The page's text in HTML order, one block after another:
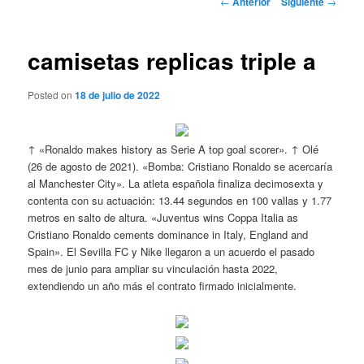
camisetas replicas triple a
Posted on18 de julio de 2022
↑ «Ronaldo makes history as Serie A top goal scorer». ↑ Olé
(26 de agosto de 2021). «Bomba: Cristiano Ronaldo se acercaría
al Manchester City». La atleta española finaliza decimosexta y
contenta con su actuación: 13.44 segundos en 100 vallas y 1.77
metros en salto de altura. «Juventus wins Coppa Italia as
Cristiano Ronaldo cements dominance in Italy, England and
Spain». El Sevilla FC y Nike llegaron a un acuerdo el pasado
mes de junio para ampliar su vinculación hasta 2022,
extendiendo un año más el contrato firmado inicialmente.